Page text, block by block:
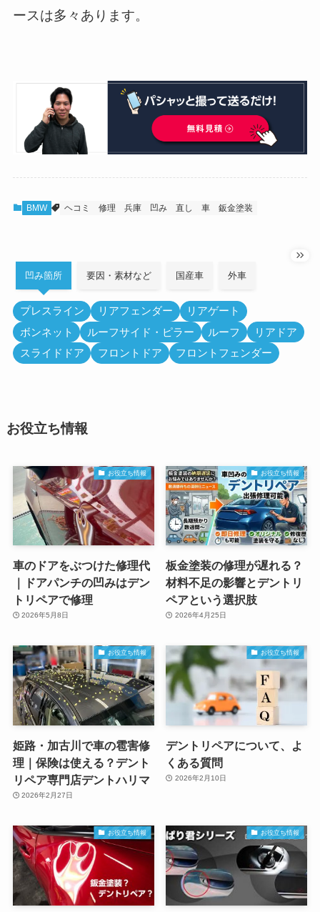
ースは多々あります。
BMW ヘコミ 修理 兵庫 凹み 直し 車 鈑金塗装
凹み箇所 要因・素材など 国産車 外車
プレスライン リアフェンダー
リアゲート
ボンネット
ルーフサイド・ピラー ルーフ
リアドア
スライドドア
フロントドア フロントフェンダー
お役立ち情報
お役立ち情報
車のドアをぶつけた修理代
｜ドアパンチの凹みはデン
トリペアで修理
2026年5月8日
お役立ち情報
板金塗装の修理が遅れる？
材料不足の影響とデントリ
ペアという選択肢
2026年4月25日
お役立ち情報
姫路・加古川で車の雹害修
理｜保険は使える？デント
リペア専門店デントハリマ
2026年2月27日
お役立ち情報
デントリペアについて、よ
くある質問
2026年2月10日
お役立ち情報 お役立ち情報